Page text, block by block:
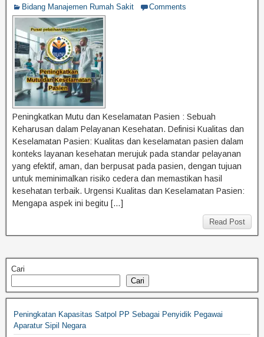
Bidang Manajemen Rumah Sakit
Comments
Peningkatkan Mutu dan Keselamatan Pasien : Sebuah
Keharusan dalam Pelayanan Kesehatan. Definisi Kualitas dan
Keselamatan Pasien: Kualitas dan keselamatan pasien dalam
konteks layanan kesehatan merujuk pada standar pelayanan
yang efektif, aman, dan berpusat pada pasien, dengan tujuan
untuk meminimalkan risiko cedera dan memastikan hasil
kesehatan terbaik. Urgensi Kualitas dan Keselamatan Pasien:
Mengapa aspek ini begitu […]
Read Post
Cari
Cari
Peningkatan Kapasitas Satpol PP Sebagai Penyidik Pegawai
Aparatur Sipil Negara